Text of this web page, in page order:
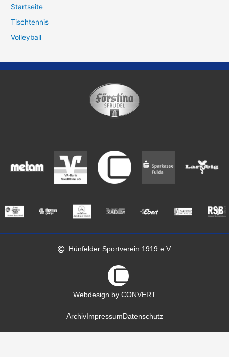
Startseite
Tischtennis
Volleyball
Hünfelder Sportverein 1919 e.V.
Webdesign by CONVERT
ArchivImpressumDatenschutz